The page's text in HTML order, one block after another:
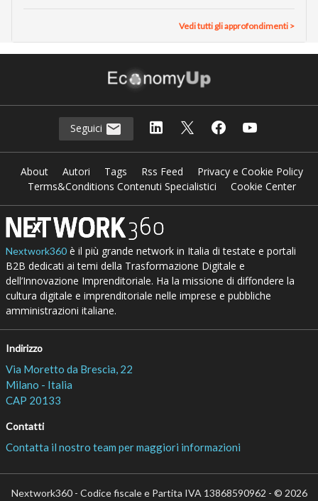
Vedi tutti gli approfondimenti >
Seguici
About Autori Tags Rss Feed
Privacy e Cookie Policy
Terms&Conditions Contenuti Specialistici
Cookie Center
Nextwork360è il più grande network in Italia di testate e portali
B2B dedicati ai temi della Trasformazione Digitale e
dell’Innovazione Imprenditoriale. Ha la missione di diffondere la
cultura digitale e imprenditoriale nelle imprese e pubbliche
amministrazioni italiane.
Indirizzo
Via Moretto da Brescia, 22
Milano - Italia
CAP 20133
Contatti
Contatta il nostro team per maggiori informazioni
Nextwork360 - Codice fiscale e Partita IVA 13868590962 - © 2026